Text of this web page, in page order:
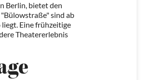
Berlin, bietet den
sind ab
Eine frühzeitige
Theatererlebnis